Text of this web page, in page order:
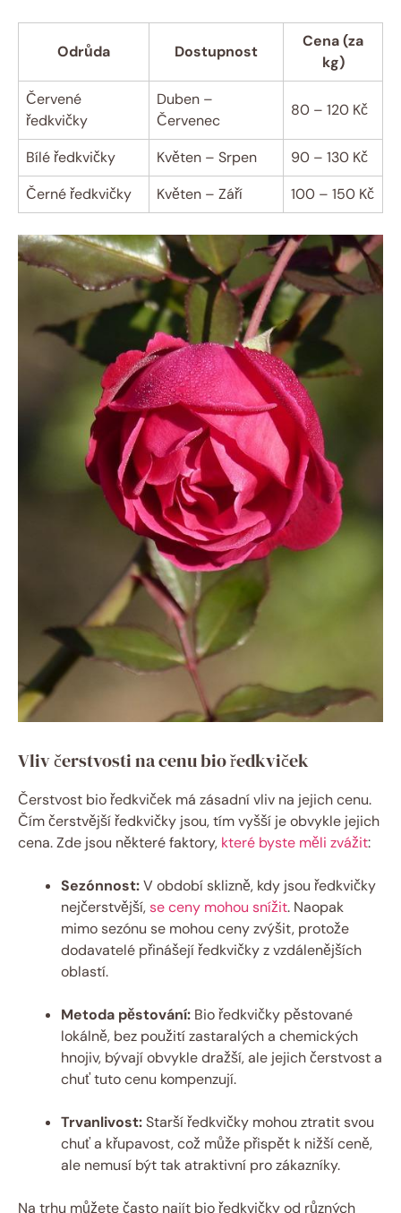
Odrůda Dostupnost
Cena (za
kg)
Červené
ředkvičky
Duben –
Červenec
80 – 120 Kč
Bílé ředkvičky Květen – Srpen
90 – 130 Kč
Černé ředkvičky
Květen – Září 100 – 150 Kč
Vliv čerstvosti na cenu bio ředkviček
Čerstvost bio ředkviček má zásadní vliv na jejich cenu.
Čím čerstvější ředkvičky jsou, tím vyšší je obvykle jejich
cena. Zde jsou některé faktory, které byste měli zvážit:
Sezónnost:V období sklizně, kdy jsou ředkvičky
nejčerstvější,se ceny mohou snížit. Naopak
mimo sezónu se mohou ceny zvýšit, protože
dodavatelé přinášejí ředkvičky z vzdálenějších
oblastí.
Metoda pěstování: Bio ředkvičky pěstované
lokálně, bez použití zastaralých a chemických
hnojiv, bývají obvykle dražší, ale jejich čerstvost a
chuť tuto cenu kompenzují.
Trvanlivost:Starší ředkvičky mohou ztratit svou
chuť a křupavost, což může přispět k nižší ceně,
ale nemusí být tak atraktivní pro zákazníky.
Na trhu můžete často najít bio ředkvičky od různých